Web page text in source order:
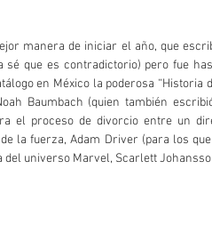
manera de iniciar el año, que
sé que es contradictorio) pero fue
en México la poderosa “Historia
Baumbach (quien también
el proceso de divorcio entre un
la fuerza, Adam Driver (para los
del universo Marvel, Scarlett